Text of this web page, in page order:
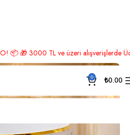
TL ve üzeri alışverişlerde Ücretsiz
0 ₺0.00
Gondol